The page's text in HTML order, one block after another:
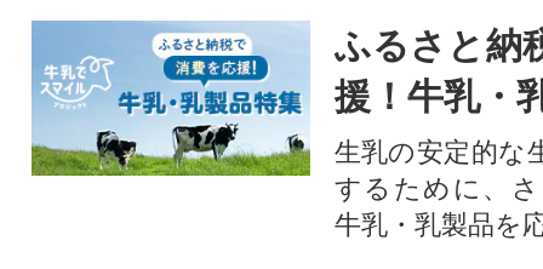
ふるさと納
援！牛乳・
生乳の安定的な
するために、
牛乳・乳製品を